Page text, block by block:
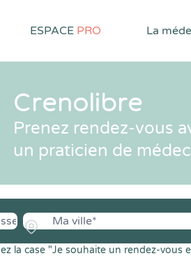
ESPACE PRO La
Crenolibre
Prenez rendez-vous
un praticien de
la case "Je souhaite un rendez-vous